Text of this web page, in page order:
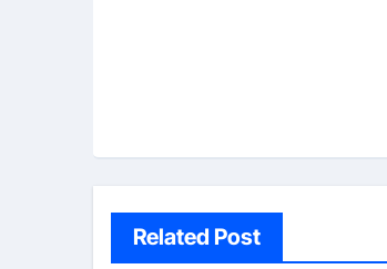
Related Post